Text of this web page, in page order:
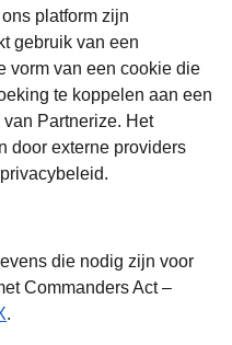
platform zijn
gebruik van een
vorm van een cookie die
te koppelen aan een
Partnerize. Het
door externe providers
die nodig zijn voor
Commanders Act –
.